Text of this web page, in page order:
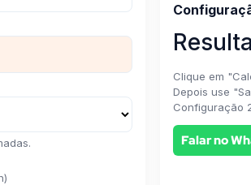
Clique em
Depois use
Configuração
Falar no